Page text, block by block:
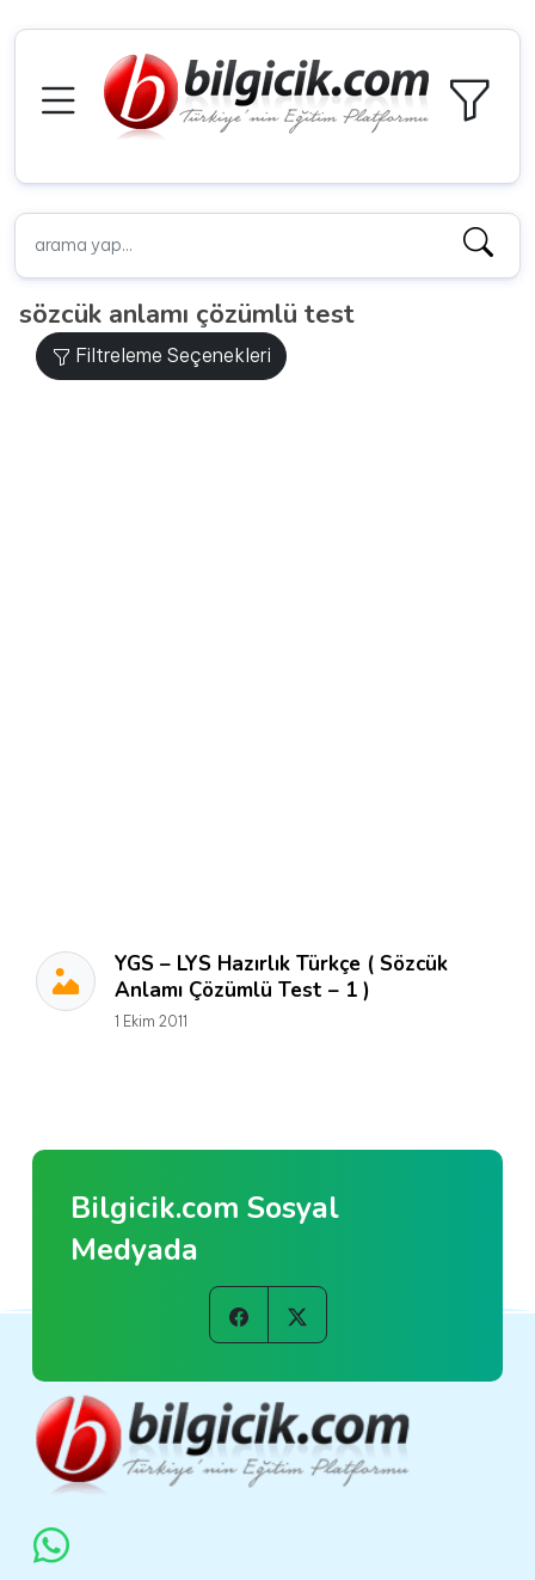
sözcük anlamı çözümlü test
Filtreleme Seçenekleri
YGS – LYS Hazırlık Türkçe ( Sözcük
Anlamı Çözümlü Test – 1 )
1 Ekim 2011
Bilgicik.com Sosyal
Medyada